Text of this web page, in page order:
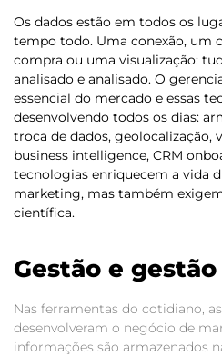
Os dados estão em todos os
tempo todo. Uma conexão, um
compra ou uma visualização:
analisado e analisado. O
essencial do mercado e essas
desenvolvendo todos os dias:
troca de dados, geolocalização,
business intelligence, CRM
tecnologias enriquecem a vida
marketing, mas também
científica.
Gestão e
Nas ferramentas do cotidiano,
desenvolveram o negócio de
informações são armazenados